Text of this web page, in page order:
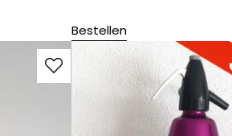
Bestellen